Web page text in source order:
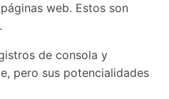
web. Estos son
de consola y
pero sus potencialidades